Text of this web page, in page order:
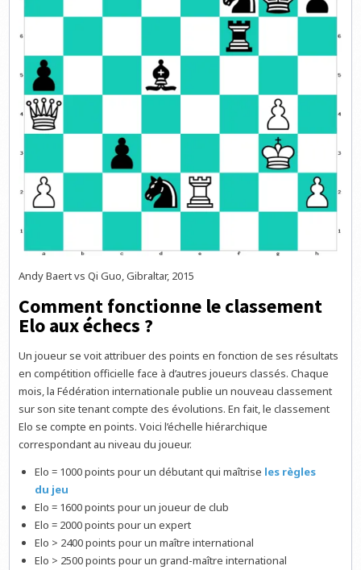
Andy Baert vs Qi Guo, Gibraltar, 2015
Comment fonctionne le classement
Elo aux échecs ?
Un joueur se voit attribuer des points en fonction de ses résultats
en compétition officielle face à d’autres joueurs classés. Chaque
mois, la Fédération internationale publie un nouveau classement
sur son site tenant compte des évolutions. En fait, le classement
Elo se compte en points. Voici l’échelle hiérarchique
correspondant au niveau du joueur.
Elo = 1000 points pour un débutant qui maîtrise les règles
du jeu
Elo = 1600 points pour un joueur de club
Elo = 2000 points pour un expert
Elo > 2400 points pour un maître international
Elo > 2500 points pour un grand-maître international